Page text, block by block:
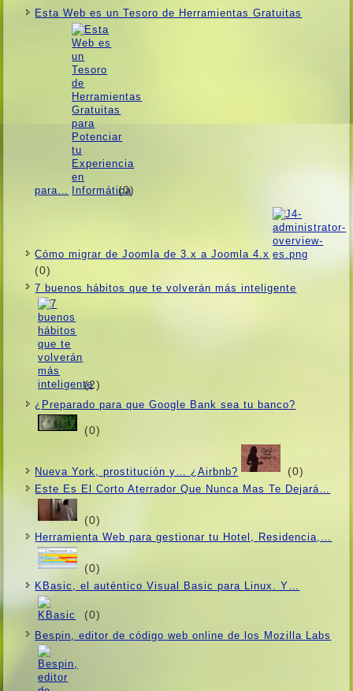
Esta Web es un Tesoro de Herramientas Gratuitas
para… (0)
Cómo migrar de Joomla de 3.x a Joomla 4.x
(0)
7 buenos hábitos que te volverán más inteligente
(2)
¿Preparado para que Google Bank sea tu banco?
(0)
Nueva York, prostitución y… ¿Airbnb? (0)
Este Es El Corto Aterrador Que Nunca Mas Te Dejará…
(0)
Herramienta Web para gestionar tu Hotel, Residencia,…
(0)
KBasic, el auténtico Visual Basic para Linux. Y…
(0)
Bespin, editor de código web online de los Mozilla Labs